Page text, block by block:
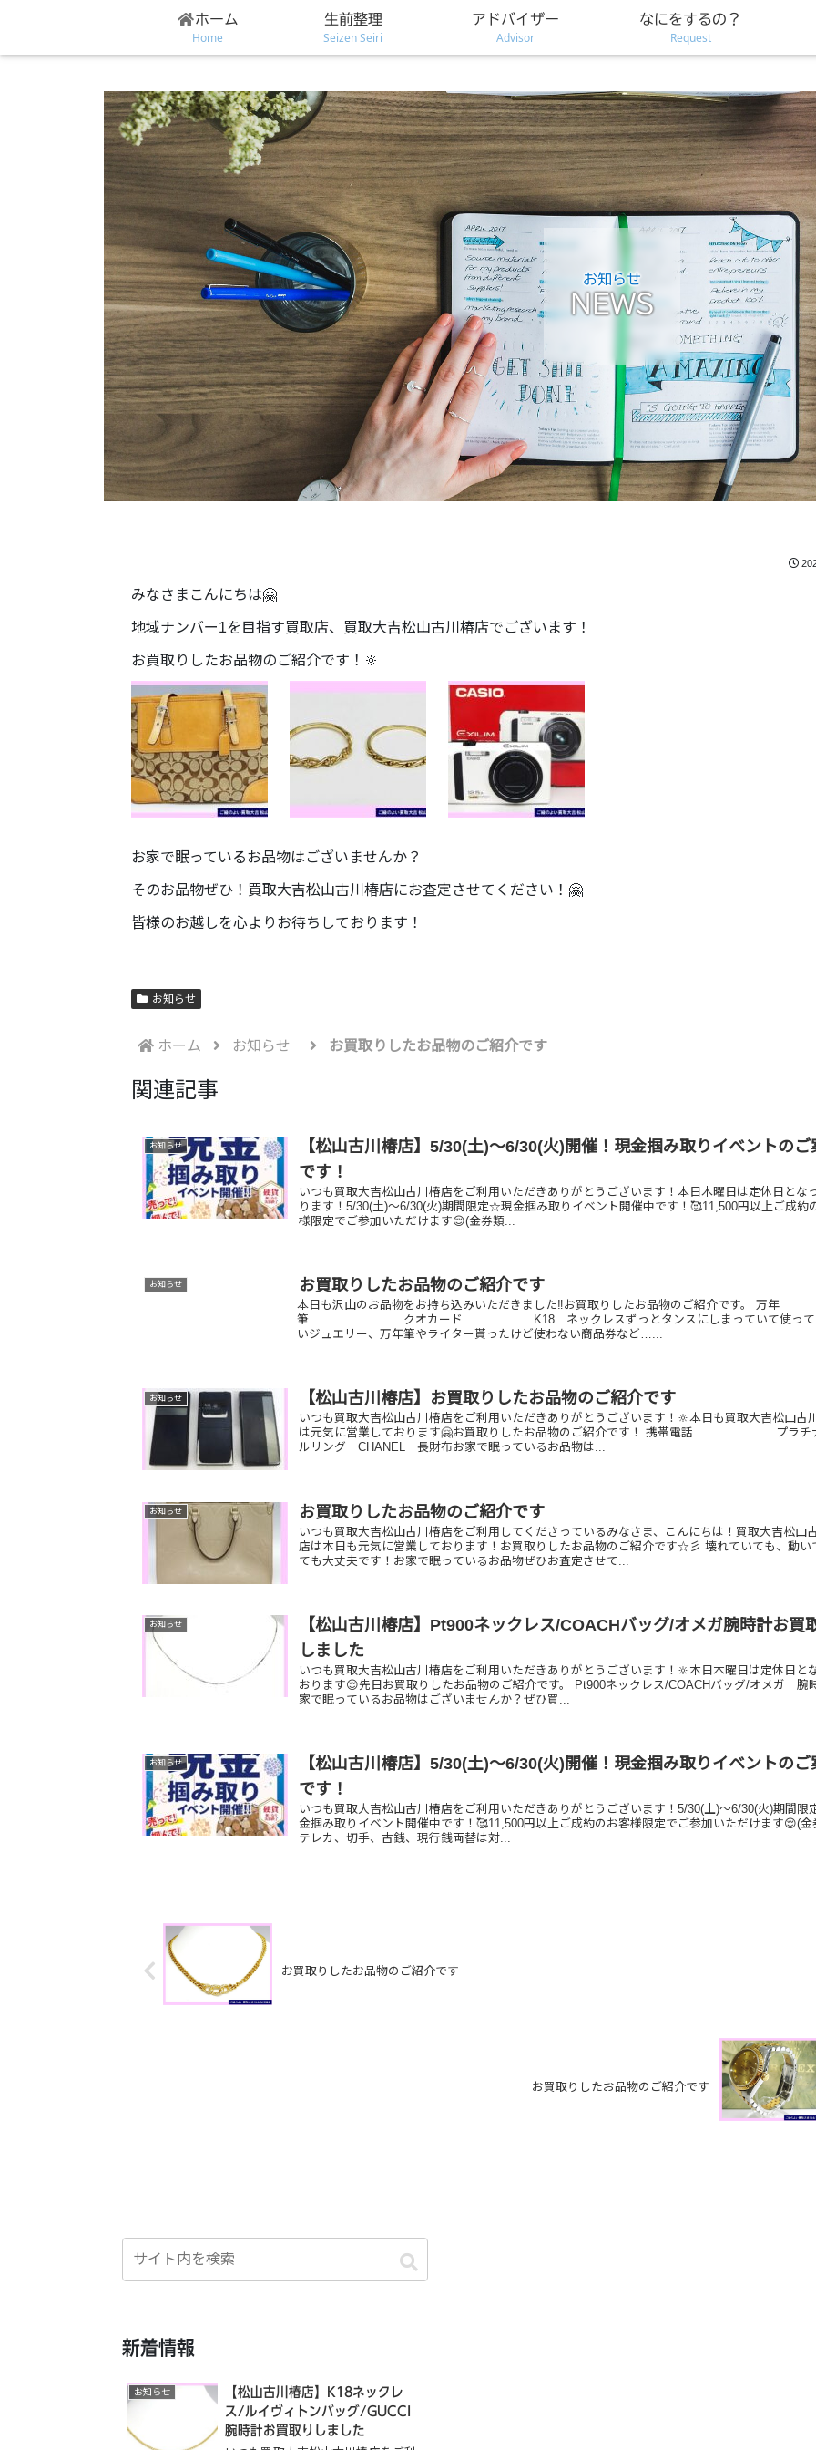
お知らせ
NEWS
ホーム
Home
生前整理
Seizen Seiri
アドバイザー
Advisor
なにをするの？
Request
みなさまこんにちは🤗
地域ナンバー1を目指す買取店、買取大吉松山古川椿店でございます！
お買取りしたお品物のご紹介です！🔆
お家で眠っているお品物はございませんか？
そのお品物ぜひ！買取大吉松山古川椿店にお査定させてください！🤗
皆様のお越しを心よりお待ちしております！
お知らせ
ホーム お知らせ お買取りしたお品物のご紹介です
関連記事
お知らせ
【松山古川椿店】5/30(土)～6/30(火)開催！現金掴み取りイベントのご
です！
いつも買取大吉松山古川椿店をご利用いただきありがとうございます！本日木曜日は定休日とな
ります！5/30(土)～6/30(火)期間限定☆現金掴み取りイベント開催中です！🥰11,500円以上ご成約
様限定でご参加いただけます😌(金券類...
お知らせ お買取りしたお品物のご紹介です
本日も沢山のお品物をお持ち込みいただきました‼️お買取りしたお品物のご紹介です。 万年
筆 クオカード K18 ネックレスずっとタンスにしまっていて使って
いジュエリー、万年筆やライター貰ったけど使わない商品券など…...
お知らせ 【松山古川椿店】お買取りしたお品物のご紹介です
いつも買取大吉松山古川椿店をご利用いただきありがとうございます！🔆本日も買取大吉松山古
は元気に営業しております🤗お買取りしたお品物のご紹介です！ 携帯電話 プラチ
ルリング CHANEL 長財布お家で眠っているお品物は...
お知らせ お買取りしたお品物のご紹介です
いつも買取大吉松山古川椿店をご利用してくださっているみなさま、こんにちは！買取大吉松山
店は本日も元気に営業しております！お買取りしたお品物のご紹介です☆彡 壊れていても、動い
ても大丈夫です！お家で眠っているお品物ぜひお査定させて...
お知らせ
【松山古川椿店】Pt900ネックレス/COACHバッグ/オメガ腕時計お買
しました
いつも買取大吉松山古川椿店をご利用いただきありがとうございます！🔆本日木曜日は定休日と
おります😌先日お買取りしたお品物のご紹介です。 Pt900ネックレス/COACHバッグ/オメガ 腕
家で眠っているお品物はございませんか？ぜひ買...
お知らせ
【松山古川椿店】5/30(土)～6/30(火)開催！現金掴み取りイベントのご
です！
いつも買取大吉松山古川椿店をご利用いただきありがとうございます！5/30(土)～6/30(火)期間限
金掴み取りイベント開催中です！🥰11,500円以上ご成約のお客様限定でご参加いただけます😌(金
テレカ、切手、古銭、現行銭両替は対...
お買取りしたお品物のご紹介です
お買取りしたお品物のご紹介です
新着情報
お知らせ
【松山古川椿店】K18ネックレ
ス/ルイヴィトンバッグ/GUCCI
腕時計お買取りしました